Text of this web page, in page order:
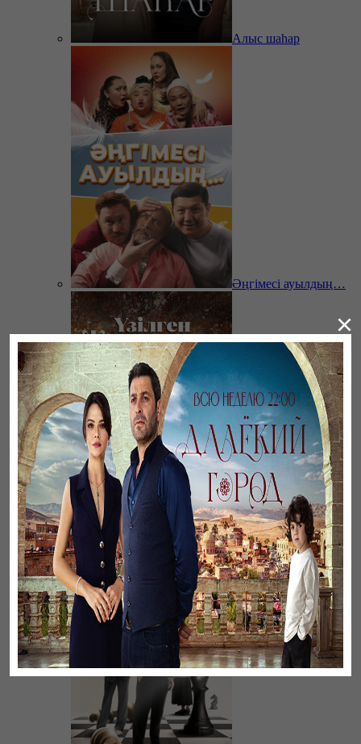
Алыс шаһар
Әңгімесі ауылдың…
Үзілген жапырақтар
×